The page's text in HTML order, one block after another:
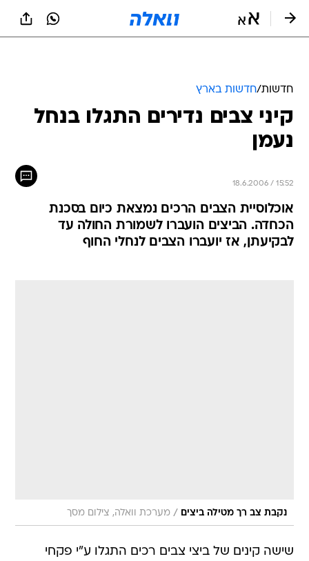
חדשות/חדשות בארץ
קיני צבים נדירים התגלו בנחל
נעמן
18.6.2006 / 15:52
אוכלוסיית הצבים הרכים נמצאת כיום בסכנת
הכחדה. הביצים הועברו לשמורת החולה עד
לבקיעתן, אז יועברו הצבים לנחלי החוף
נקבת צב רך מטילה ביצים / מערכת וואלה, צילום מסך
שישה קינים של ביצי צבים רכים התגלו ע"י פקחי